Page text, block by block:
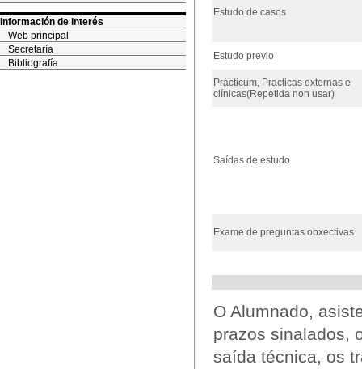
Información de interés
Web principal
Secretaría
Bibliografía
Estudo de casos
Estudo previo
Prácticum, Practicas externas e
clínicas(Repetida non usar)
Saídas de estudo
Exame de preguntas obxectivas
O Alumnado,
prazos sinalados,
saída técnica, os